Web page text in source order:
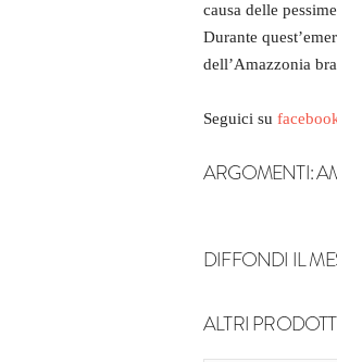
causa delle
Durante
dell’Amazzonia
Seguici su
ARGOMENTI:
DIFFONDI IL
ALTRI